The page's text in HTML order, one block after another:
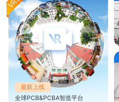
最新上线
全球PCB&PCBA智造平台